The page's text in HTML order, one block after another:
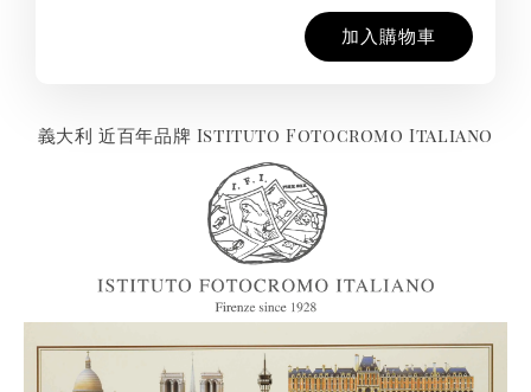
加入購物車
義大利 近百年品牌 Istituto Fotocromo Italiano